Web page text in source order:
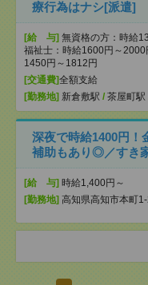
療行為はナシ[派遣]
[給 与] 無資格の方：時給
福祉士：時給1600円～2000
1450円～1812円
[交通費]全額支給
[勤務地] 新倉敷駅 / 茶屋町駅
深夜で時給1400円！
補助もあり◎／すき
[給 与] 時給1,400円～
[勤務地] 高知県高知市本町